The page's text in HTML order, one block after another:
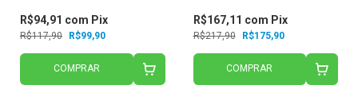
R$117,90 R$99,90
R$94,91 com Pix
COMPRAR
R$217,90 R$175,90
R$167,11 com Pix
COMPRAR